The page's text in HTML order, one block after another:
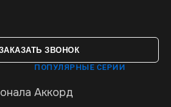
ЗВОНОК
ПОПУЛЯРНЫЕ СЕРИИ
Аккорд